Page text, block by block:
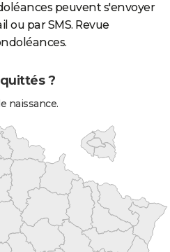
peuvent s'envoyer
ou par SMS. Revue
?
naissance.